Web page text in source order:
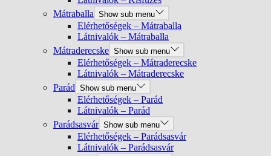
Mátraballa Show sub menu
Elérhetőségek – Mátraballa
Látnivalók – Mátraballa
Mátraderecske Show sub menu
Elérhetőségek – Mátraderecske
Látnivalók – Mátraderecske
Parád Show sub menu
Elérhetőségek – Parád
Látnivalók – Parád
Parádsasvár Show sub menu
Elérhetőségek – Parádsasvár
Látnivalók – Parádsasvár